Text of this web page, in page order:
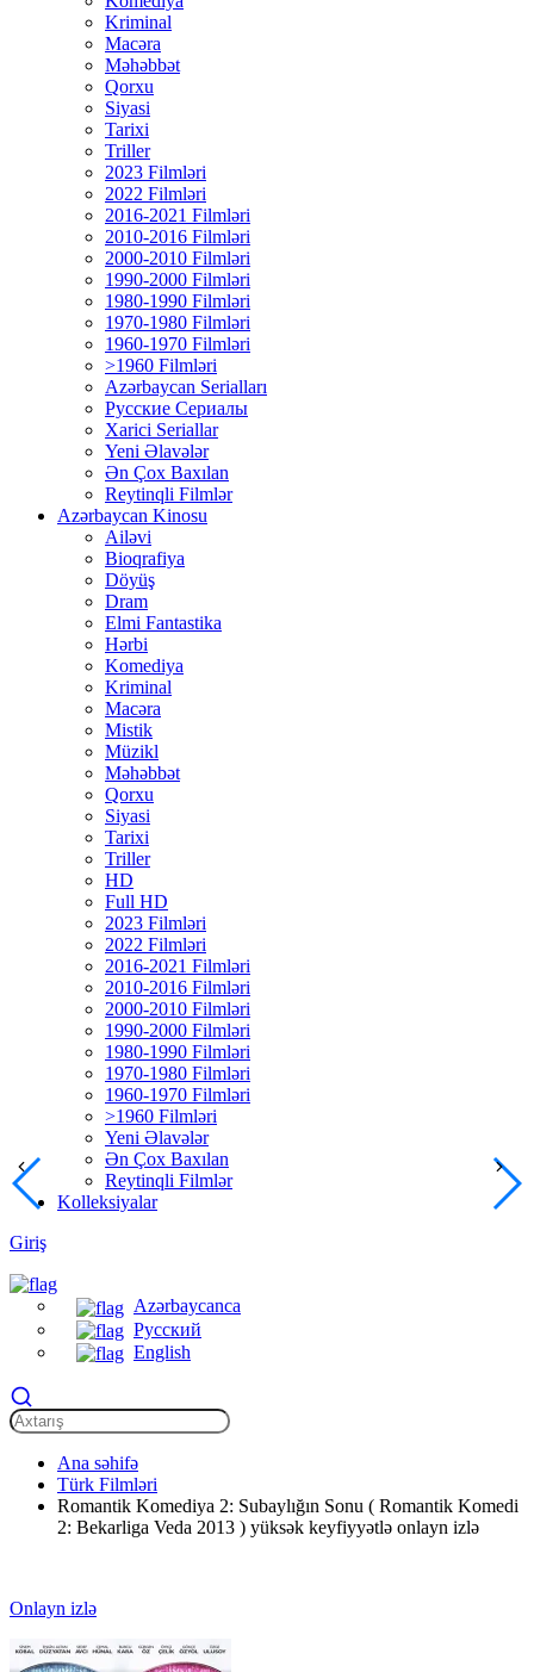
Kriminal
Macəra
Məhəbbət
Qorxu
Siyasi
Tarixi
Triller
2023 Filmləri
2022 Filmləri
2016-2021 Filmləri
2010-2016 Filmləri
2000-2010 Filmləri
1990-2000 Filmləri
1980-1990 Filmləri
1970-1980 Filmləri
1960-1970 Filmləri
>1960 Filmləri
Azərbaycan Serialları
Русские Сериалы
Xarici Seriallar
Yeni Əlavələr
Ən Çox Baxılan
Reytinqli Filmlər
Azərbaycan Kinosu
Ailəvi
Bioqrafiya
Döyüş
Dram
Elmi Fantastika
Hərbi
Komediya
Kriminal
Macəra
Mistik
Müzikl
Məhəbbət
Qorxu
Siyasi
Tarixi
Triller
HD
Full HD
2023 Filmləri
2022 Filmləri
2016-2021 Filmləri
2010-2016 Filmləri
2000-2010 Filmləri
1990-2000 Filmləri
1980-1990 Filmləri
1970-1980 Filmləri
1960-1970 Filmləri
>1960 Filmləri
Yeni Əlavələr
Ən Çox Baxılan
Reytinqli Filmlər
Kolleksiyalar
Giriş
Azərbaycanca
Русский
English
Ana səhifə
Türk Filmləri
Romantik Komediya 2: Subaylığın Sonu ( Romantik Komedi
2: Bekarliga Veda 2013 ) yüksək keyfiyyətlə onlayn izlə
Onlayn izlə